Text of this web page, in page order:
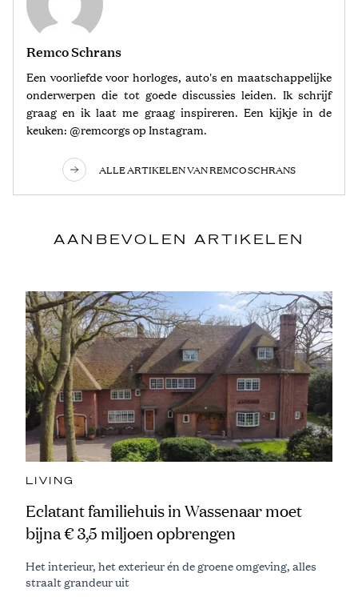
Remco Schrans
Een voorliefde voor horloges, auto's en maatschappelijke
onderwerpen die tot goede discussies leiden. Ik schrijf
graag en ik laat me graag inspireren. Een kijkje in de
keuken: @remcorgs op Instagram.
ALLE ARTIKELEN VAN REMCO SCHRANS
AANBEVOLEN ARTIKELEN
LIVING
Eclatant familiehuis in Wassenaar moet
bijna € 3,5 miljoen opbrengen
Het interieur, het exterieur én de groene omgeving, alles
straalt grandeur uit